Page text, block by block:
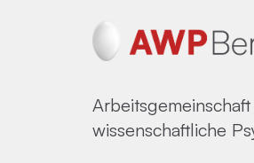
wissenschaftliche